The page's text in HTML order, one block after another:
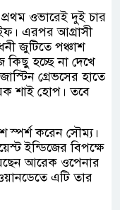
ওভারেই দুই চার
এরপর আগ্রাসী
জুটিতে পঞ্চাশ
হচ্ছে না দেখে
গ্রেভসের হাতে
শাই হোপ। তবে
স্পর্শ করেন সৌম্য।
ইন্ডিজের বিপক্ষে
আরেক ওপেনার
এটি তার